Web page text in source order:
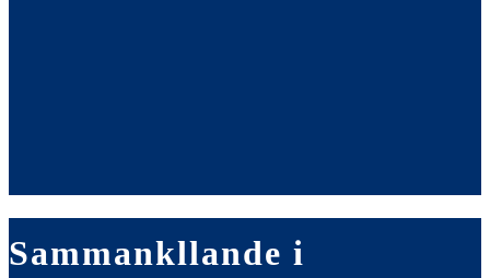
Sammankllande i